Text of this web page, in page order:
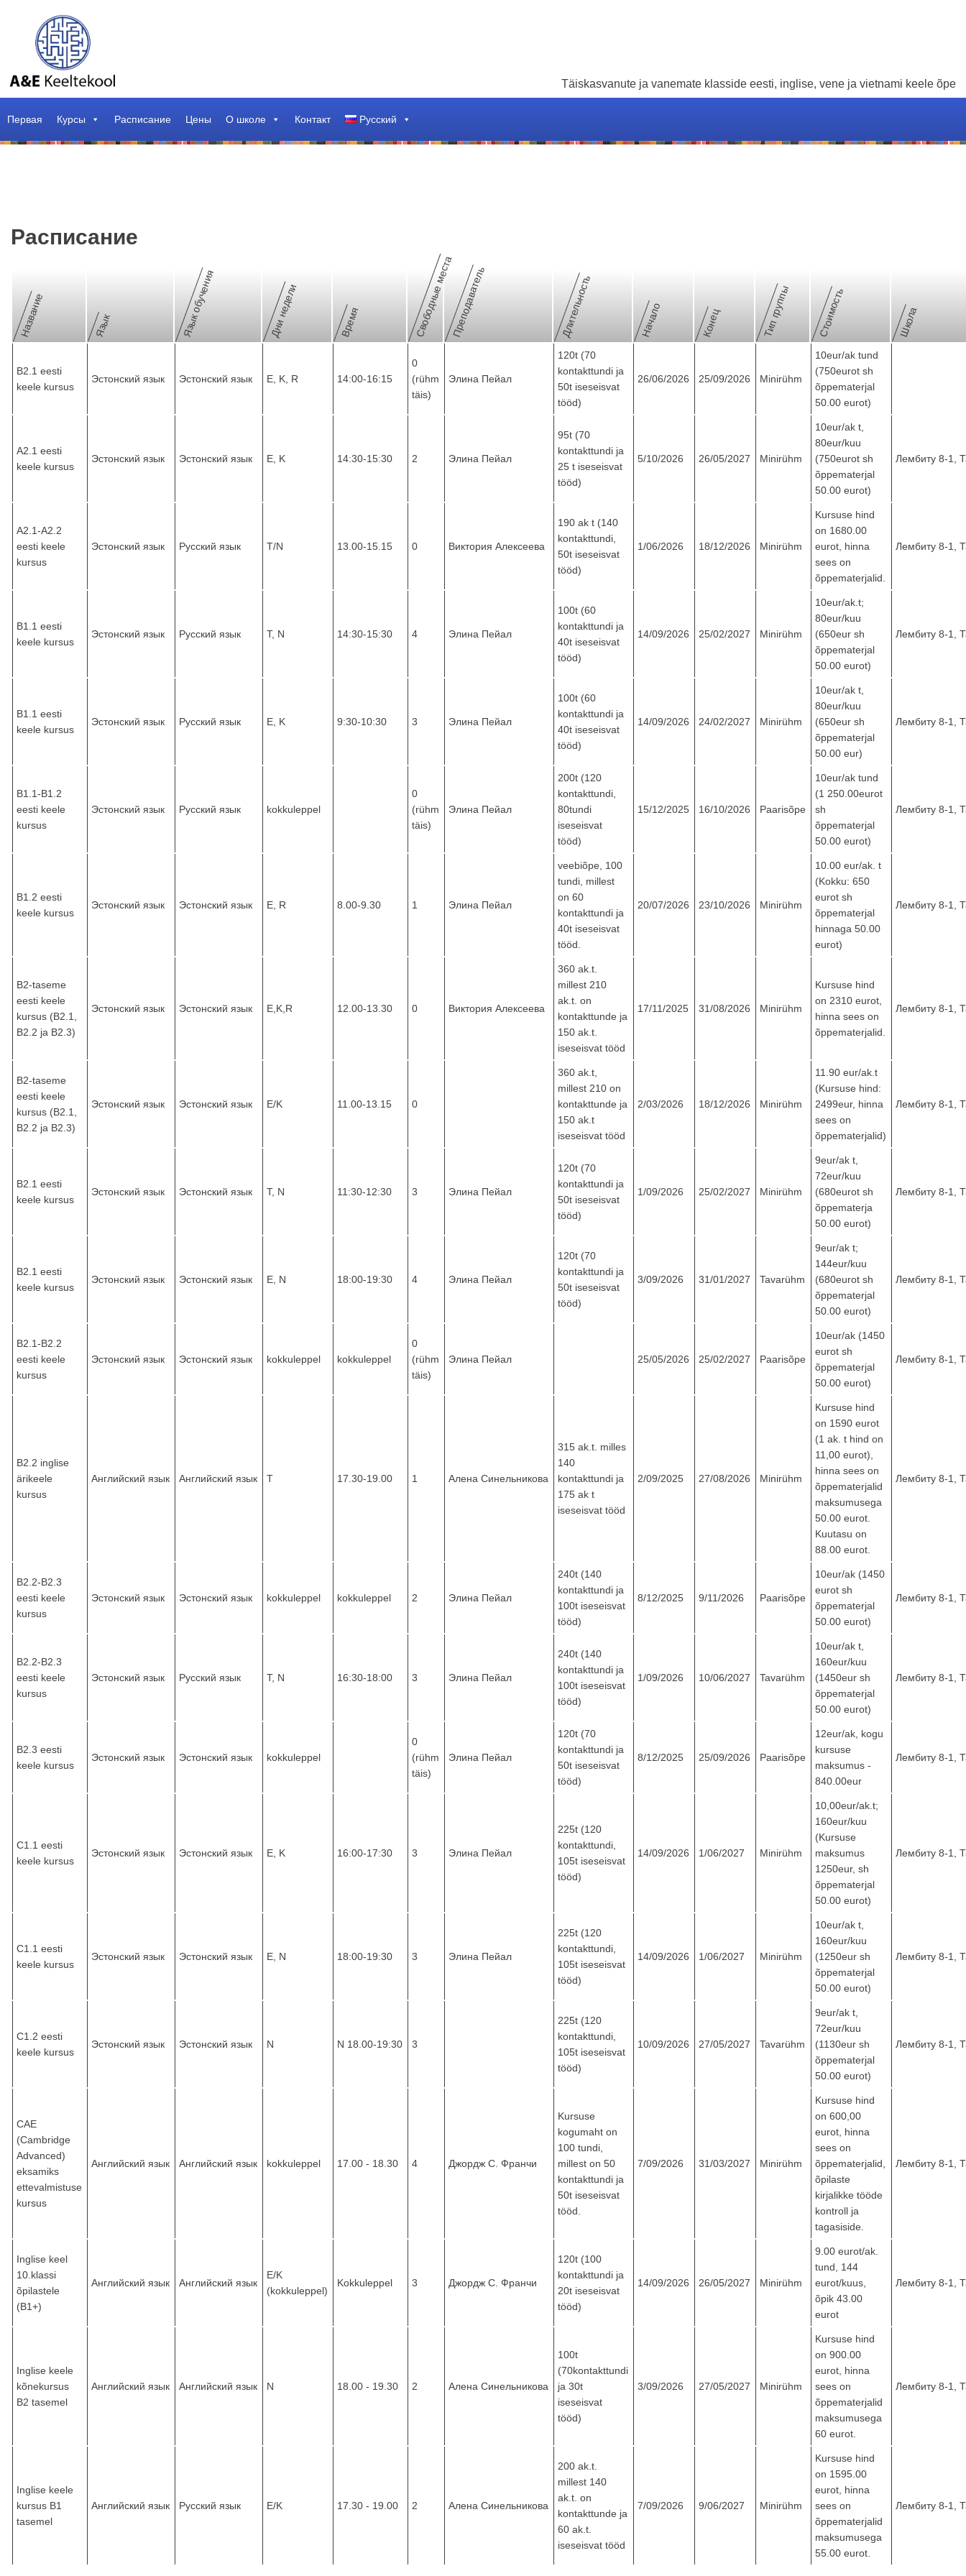
Täiskasvanute ja vanemate klasside eesti, inglise, vene ja vietnami keele õpe
Первая Курсы Расписание Цены О школе Контакт Русский
Расписание
Название Язык Язык обучения Дни недели Время Свободные местаПреподаватель Длительность Начало Конец Тип группы Стоимость Школа
B2.1 eesti
keele kursus
Эстонский язык Эстонский язык E, K, R 14:00-16:15
0
(rühm
täis)
Элина Пейал
120t (70
kontakttundi ja
50t iseseisvat
tööd)
26/06/2026 25/09/2026 Minirühm
10eur/ak tund
(750eurot sh
õppematerjal
50.00 eurot)
A2.1 eesti
keele kursus
Эстонский язык Эстонский язык E, K 14:30-15:30 2 Элина Пейал
95t (70
kontakttundi ja
25 t iseseisvat
tööd)
5/10/2026 26/05/2027 Minirühm
10eur/ak t,
80eur/kuu
(750eurot sh
õppematerjal
50.00 eurot)
Лембиту 8-1,
A2.1-A2.2
eesti keele
kursus
Эстонский язык Русский язык T/N 13.00-15.15 0 Виктория Алексеева
190 ak t (140
kontakttundi,
50t iseseisvat
tööd)
1/06/2026 18/12/2026 Minirühm
Kursuse hind
on 1680.00
eurot, hinna
sees on
õppematerjalid.
Лембиту 8-1,
B1.1 eesti
keele kursus
Эстонский язык Русский язык T, N 14:30-15:30 4 Элина Пейал
100t (60
kontakttundi ja
40t iseseisvat
tööd)
14/09/2026 25/02/2027 Minirühm
10eur/ak.t;
80eur/kuu
(650eur sh
õppematerjal
50.00 eurot)
Лембиту 8-1,
B1.1 eesti
keele kursus
Эстонский язык Русский язык E, K 9:30-10:30 3 Элина Пейал
100t (60
kontakttundi ja
40t iseseisvat
tööd)
14/09/2026 24/02/2027 Minirühm
10eur/ak t,
80eur/kuu
(650eur sh
õppematerjal
50.00 eur)
Лембиту 8-1,
B1.1-B1.2
eesti keele
kursus
Эстонский язык Русский язык kokkuleppel
0
(rühm
täis)
Элина Пейал
200t (120
kontakttundi,
80tundi
iseseisvat
tööd)
15/12/2025 16/10/2026 Paarisõpe
10eur/ak tund
(1 250.00eurot
sh
õppematerjal
50.00 eurot)
Лембиту 8-1,
B1.2 eesti
keele kursus
Эстонский язык Эстонский язык E, R 8.00-9.30 1 Элина Пейал
veebiõpe, 100
tundi, millest
on 60
kontakttundi ja
40t iseseisvat
tööd.
20/07/2026 23/10/2026 Minirühm
10.00 eur/ak. t
(Kokku: 650
eurot sh
õppematerjal
hinnaga 50.00
eurot)
Лембиту 8-1,
B2-taseme
eesti keele
kursus (B2.1,
B2.2 ja B2.3)
Эстонский язык Эстонский язык E,K,R 12.00-13.30 0 Виктория Алексеева
360 ak.t.
millest 210
ak.t. on
kontakttunde ja
150 ak.t.
iseseisvat tööd
17/11/2025 31/08/2026 Minirühm
Kursuse hind
on 2310 eurot,
hinna sees on
õppematerjalid.
Лембиту 8-1,
B2-taseme
eesti keele
kursus (B2.1,
B2.2 ja B2.3)
Эстонский язык Эстонский язык E/K 11.00-13.15 0
360 ak.t,
millest 210 on
kontakttunde ja
150 ak.t
iseseisvat tööd
2/03/2026 18/12/2026 Minirühm
11.90 eur/ak.t
(Kursuse hind:
2499eur, hinna
sees on
õppematerjalid)
Лембиту 8-1,
B2.1 eesti
keele kursus
Эстонский язык Эстонский язык T, N 11:30-12:30 3 Элина Пейал
120t (70
kontakttundi ja
50t iseseisvat
tööd)
1/09/2026 25/02/2027 Minirühm
9eur/ak t,
72eur/kuu
(680eurot sh
õppematerja
50.00 eurot)
Лембиту 8-1,
B2.1 eesti
keele kursus
Эстонский язык Эстонский язык E, N 18:00-19:30 4 Элина Пейал
120t (70
kontakttundi ja
50t iseseisvat
tööd)
3/09/2026 31/01/2027 Tavarühm
9eur/ak t;
144eur/kuu
(680eurot sh
õppematerjal
50.00 eurot)
Лембиту 8-1,
B2.1-B2.2
eesti keele
kursus
Эстонский язык Эстонский язык kokkuleppel kokkuleppel
0
(rühm
täis)
Элина Пейал 25/05/2026 25/02/2027 Paarisõpe
10eur/ak (1450
eurot sh
õppematerjal
50.00 eurot)
Лембиту 8-1,
B2.2 inglise
ärikeele
kursus
Английский язык Английский язык T 17.30-19.00 1 Алена Синельникова
315 ak.t. milles
140
kontakttundi ja
175 ak t
iseseisvat tööd
2/09/2025 27/08/2026 Minirühm
Kursuse hind
on 1590 eurot
(1 ak. t hind on
11,00 eurot),
hinna sees on
õppematerjalid
maksumusega
50.00 eurot.
Kuutasu on
88.00 eurot.
Лембиту 8-1,
B2.2-B2.3
eesti keele
kursus
Эстонский язык Эстонский язык kokkuleppel kokkuleppel 2 Элина Пейал
240t (140
kontakttundi ja
100t iseseisvat
tööd)
8/12/2025 9/11/2026 Paarisõpe
10eur/ak (1450
eurot sh
õppematerjal
50.00 eurot)
Лембиту 8-1,
B2.2-B2.3
eesti keele
kursus
Эстонский язык Русский язык T, N 16:30-18:00 3 Элина Пейал
240t (140
kontakttundi ja
100t iseseisvat
tööd)
1/09/2026 10/06/2027 Tavarühm
10eur/ak t,
160eur/kuu
(1450eur sh
õppematerjal
50.00 eurot)
Лембиту 8-1,
B2.3 eesti
keele kursus
Эстонский язык Эстонский язык kokkuleppel
0
(rühm
täis)
Элина Пейал
120t (70
kontakttundi ja
50t iseseisvat
tööd)
8/12/2025 25/09/2026 Paarisõpe
12eur/ak, kogu
kursuse
maksumus -
840.00eur
Лембиту 8-1,
C1.1 eesti
keele kursus
Эстонский язык Эстонский язык E, K 16:00-17:30 3 Элина Пейал
225t (120
kontakttundi,
105t iseseisvat
tööd)
14/09/2026 1/06/2027 Minirühm
10,00eur/ak.t;
160eur/kuu
(Kursuse
maksumus
1250eur, sh
õppematerjal
50.00 eurot)
Лембиту 8-1,
C1.1 eesti
keele kursus
Эстонский язык Эстонский язык E, N 18:00-19:30 3 Элина Пейал
225t (120
kontakttundi,
105t iseseisvat
tööd)
14/09/2026 1/06/2027 Minirühm
10eur/ak t,
160eur/kuu
(1250eur sh
õppematerjal
50.00 eurot)
Лембиту 8-1,
C1.2 eesti
keele kursus
Эстонский язык Эстонский язык N N 18.00-19:30 3
225t (120
kontakttundi,
105t iseseisvat
tööd)
10/09/2026 27/05/2027 Tavarühm
9eur/ak t,
72eur/kuu
(1130eur sh
õppematerjal
50.00 eurot)
Лембиту 8-1,
CAE
(Cambridge
Advanced)
eksamiks
ettevalmistuse
kursus
Английский язык Английский язык kokkuleppel 17.00 - 18.30 4 Джордж С. Франчи
Kursuse
kogumaht on
100 tundi,
millest on 50
kontakttundi ja
50t iseseisvat
tööd.
7/09/2026 31/03/2027 Minirühm
Kursuse hind
on 600,00
eurot, hinna
sees on
õppematerjalid,
õpilaste
kirjalikke tööde
kontroll ja
tagasiside.
Лембиту 8-1,
Inglise keel
10.klassi
õpilastele
(B1+)
Английский язык Английский язык
E/K
(kokkuleppel)
Kokkuleppel 3 Джордж С. Франчи
120t (100
kontakttundi ja
20t iseseisvat
tööd)
14/09/2026 26/05/2027 Minirühm
9.00 eurot/ak.
tund, 144
eurot/kuus,
õpik 43.00
eurot
Лембиту 8-1,
Inglise keele
kõnekursus
B2 tasemel
Английский язык Английский язык N 18.00 - 19.30 2 Алена Синельникова
100t
(70kontakttundi
ja 30t
iseseisvat
tööd)
3/09/2026 27/05/2027 Minirühm
Kursuse hind
on 900.00
eurot, hinna
sees on
õppematerjalid
maksumusega
60 eurot.
Лембиту 8-1,
Inglise keele
kursus B1
tasemel
Английский язык Русский язык E/K 17.30 - 19.00 2 Алена Синельникова
200 ak.t.
millest 140
ak.t. on
kontakttunde ja
60 ak.t.
iseseisvat tööd
7/09/2026 9/06/2027 Minirühm
Kursuse hind
on 1595.00
eurot, hinna
sees on
õppematerjalid
maksumusega
55.00 eurot.
Лембиту 8-1,